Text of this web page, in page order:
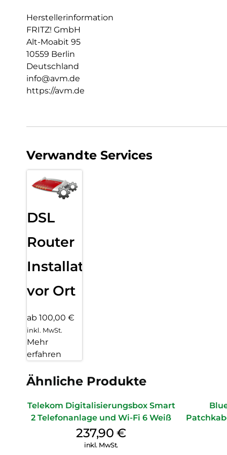
Herstellerinformation
FRITZ! GmbH
Alt-Moabit 95
10559 Berlin
Deutschland
info@avm.de
https://avm.de
Verwandte Services
DSL
Router
Installation
vor Ort
ab 100,00 €
inkl. MwSt.
Mehr
erfahren
Ähnliche Produkte
Telekom Digitalisierungsbox Smart
2 Telefonanlage und Wi-Fi 6 Weiß
237,90€
inkl. MwSt.